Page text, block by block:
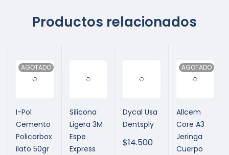
Productos relacionados
AGOTADO
I-Pol
Cemento
Policarbox
ilato 50gr
Silicona
Ligera 3M
Espe
Express
Dycal Usa
Dentsply
$14.500
AGOTADO
Allcem
Core A3
Jeringa
Cuerpo